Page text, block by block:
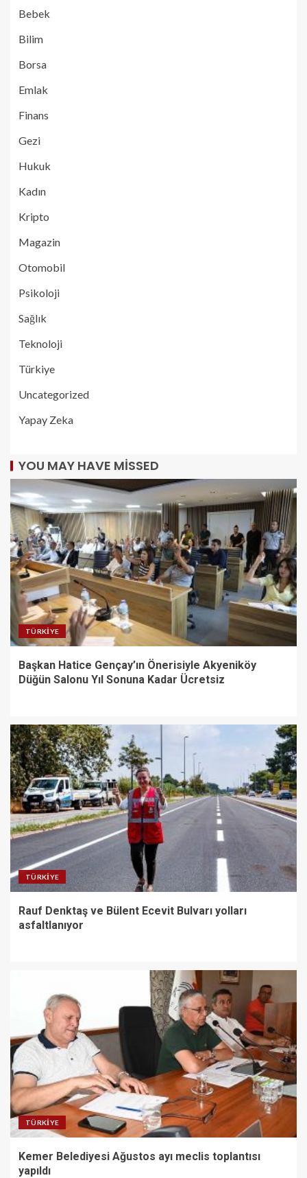
Bebek
Bilim
Borsa
Emlak
Finans
Gezi
Hukuk
Kadın
Kripto
Magazin
Otomobil
Psikoloji
Sağlık
Teknoloji
Türkiye
Uncategorized
Yapay Zeka
YOU MAY HAVE MISSED
TÜRKIYE
Başkan Hatice Gençay’ın Önerisiyle Akyeniköy
Düğün Salonu Yıl Sonuna Kadar Ücretsiz
TÜRKIYE
Rauf Denktaş ve Bülent Ecevit Bulvarı yolları
asfaltlanıyor
TÜRKIYE
Kemer Belediyesi Ağustos ayı meclis toplantısı
yapıldı